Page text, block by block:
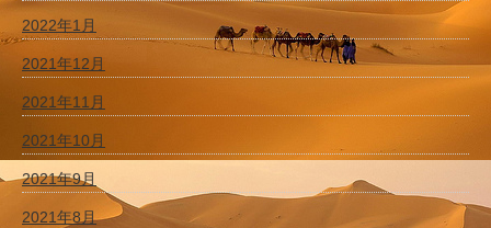
2022年1月
2021年12月
2021年11月
2021年10月
2021年9月
2021年8月